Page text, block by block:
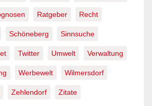
Ratgeber Recht
Schöneberg Sinnsuche
Twitter Umwelt Verwaltung
Werbewelt Wilmersdorf
Zehlendorf Zitate